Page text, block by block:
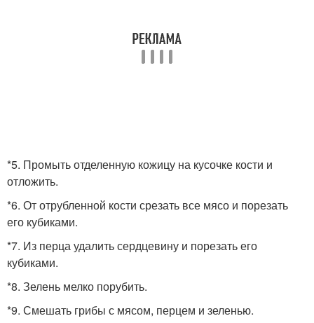
*5. Промыть отделенную кожицу на кусочке кости и
отложить.
*6. От отрубленной кости срезать все мясо и порезать
его кубиками.
*7. Из перца удалить сердцевину и порезать его
кубиками.
*8. Зелень мелко порубить.
*9. Смешать грибы с мясом, перцем и зеленью.